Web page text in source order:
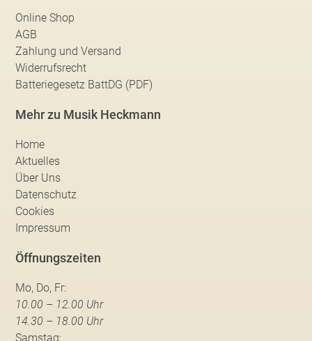
Online Shop
AGB
Zahlung und Versand
Widerrufsrecht
Batteriegesetz BattDG (PDF)
Mehr zu Musik Heckmann
Home
Aktuelles
Über Uns
Datenschutz
Cookies
Impressum
Öffnungszeiten
Mo, Do, Fr:
10.00 – 12.00 Uhr
14.30 – 18.00 Uhr
Samstag: